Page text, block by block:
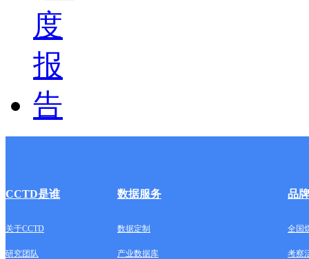
CCTD是谁 数据服务 品
关于CCTD 数据定制 全国
研究团队 产业数据库 考察